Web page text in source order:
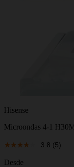
Hisense
Microondas 4-1
3.8 (5)
Desde